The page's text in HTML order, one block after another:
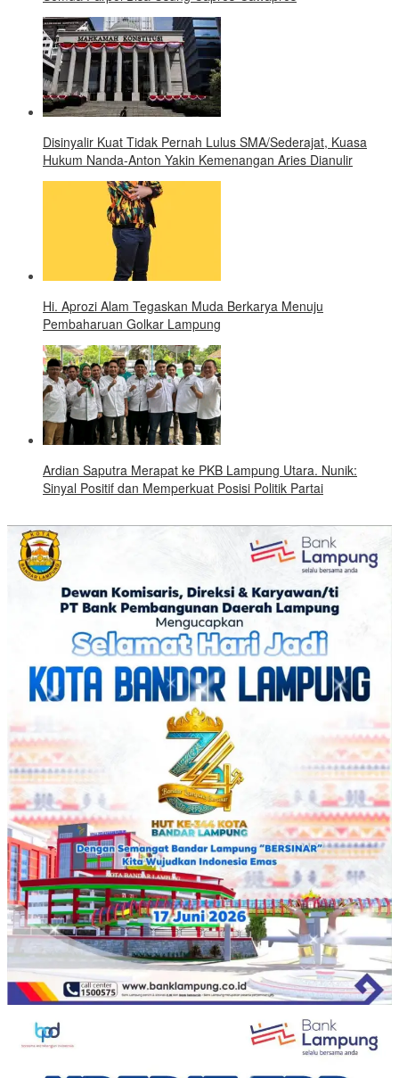
Disinyalir Kuat Tidak Pernah Lulus SMA/Sederajat, Kuasa
Hukum Nanda-Anton Yakin Kemenangan Aries Dianulir
Hi. Aprozi Alam Tegaskan Muda Berkarya Menuju
Pembaharuan Golkar Lampung
Ardian Saputra Merapat ke PKB Lampung Utara. Nunik:
Sinyal Positif dan Memperkuat Posisi Politik Partai